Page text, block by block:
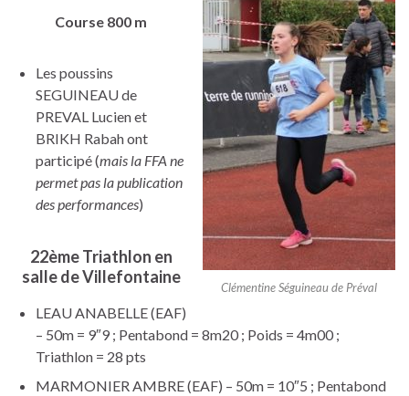
Clémentine Séguineau de Préval
Course 800 m
Les poussins
SEGUINEAU de
PREVAL Lucien et
BRIKH Rabah ont
participé (mais la FFA ne
permet pas la publication
des performances)
22ème Triathlon en
salle de Villefontaine
LEAU ANABELLE (EAF)
– 50m = 9″9 ; Pentabond = 8m20 ; Poids = 4m00 ;
Triathlon = 28 pts
MARMONIER AMBRE (EAF) – 50m = 10″5 ; Pentabond